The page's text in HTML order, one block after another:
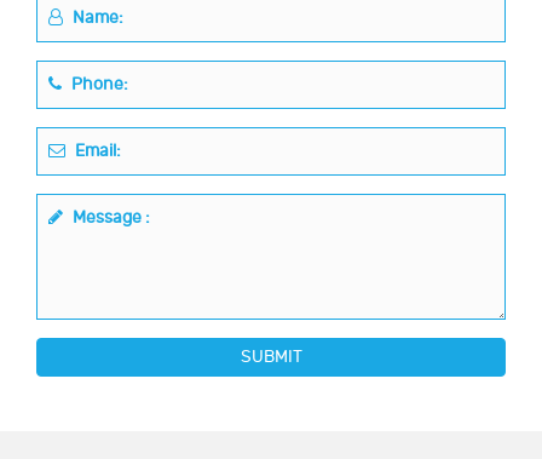
Name:
Phone:
Email:
Message :
SUBMIT